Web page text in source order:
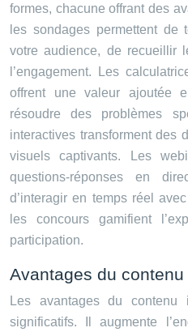
formes, chacune offrant des
les sondages permettent de
votre audience, de recueillir
l’engagement. Les
offrent une valeur ajoutée
résoudre des problèmes
interactives transforment des
visuels captivants. Les
questions-réponses en
d’interagir en temps réel
les concours gamifient
participation.
Avantages du
Les avantages du contenu
significatifs. Il augmente